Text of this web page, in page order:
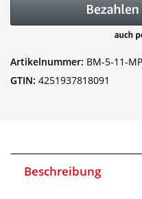
Artikelnummer: BM-5-11-
GTIN: 4251937818091
Beschreibung